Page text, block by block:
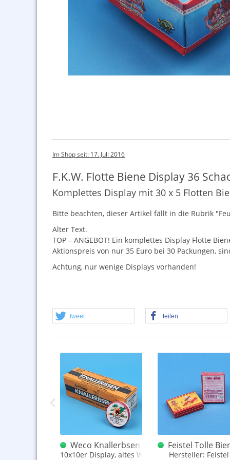
Im Shop seit: 17. Juli 2016
F.K.W. Flotte Biene Display 36
Komplettes Display mit 30 x 5 Flotten
Bitte beachten, dieser Artikel fällt in die Rubrik
Alter Text.
TOP – ANGEBOT! Ein komplettes Display Flotte
Aktionspreis von nur 35 Euro bei 30 Packungen,
Achtung, nur wenige Displays vorhanden!
tweet teilen
Weco Knallerbsen Display
10x10er Display, altes WZ
Feistel Tolle
Hersteller: Feistel